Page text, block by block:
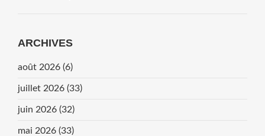
ARCHIVES
août 2026 (6)
juillet 2026 (33)
juin 2026 (32)
mai 2026 (33)